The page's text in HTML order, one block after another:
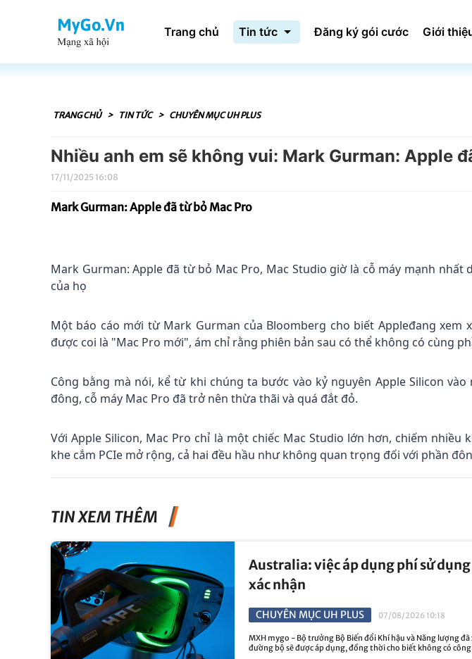
Trang chủ Tin tức Đăng ký gói cước Giới
TRANG CHỦ > TIN TỨC > CHUYÊN MỤC UH PLUS
Nhiều anh em sẽ không vui: Mark Gurman: Apple
17/11/2025 16:08
Mark Gurman: Apple đã từ bỏ Mac Pro
Mark Gurman: Apple đã từ bỏ Mac Pro, Mac Studio giờ là cỗ máy mạnh nhất
của họ
Một báo cáo mới từ Mark Gurman của Bloomberg cho biết Appleđang xem
được coi là "Mac Pro mới", ám chỉ rằng phiên bản sau có thể không có cùng
Công bằng mà nói, kể từ khi chúng ta bước vào kỷ nguyên Apple Silicon vào
đông, cỗ máy Mac Pro đã trở nên thừa thãi và quá đắt đỏ.
Với Apple Silicon, Mac Pro chỉ là một chiếc Mac Studio lớn hơn, chiếm nhiều
khe cắm PCIe mở rộng, cả hai đều hầu như không quan trọng đối với phần
TIN XEM THÊM
Australia: việc áp dụng phí sử
xác nhận
CHUYÊN MỤC UH PLUS 07/08/2026 10:18
MXH mygo - Bộ trưởng Bộ Biến đổi Khí hậu và Năng lượng
đường bộ sẽ được áp dụng, đồng thời cho biết không có